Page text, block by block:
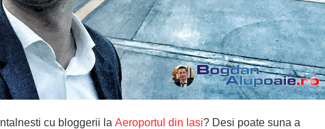
cu bloggerii la Aeroportul din Iasi? Desi poate suna a